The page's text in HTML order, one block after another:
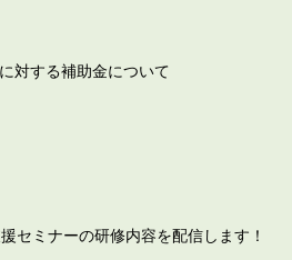
対する補助金について
セミナーの研修内容を配信します！